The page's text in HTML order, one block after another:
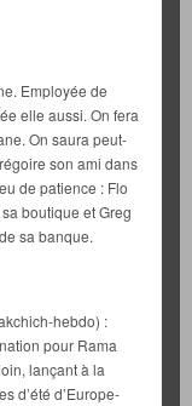
Employée de
elle aussi. On fera
On saura peut-
son ami dans
de patience : Flo
boutique et Greg
sa banque.
hebdo) :
pour Rama
lançant à la
d’été d’Europe-